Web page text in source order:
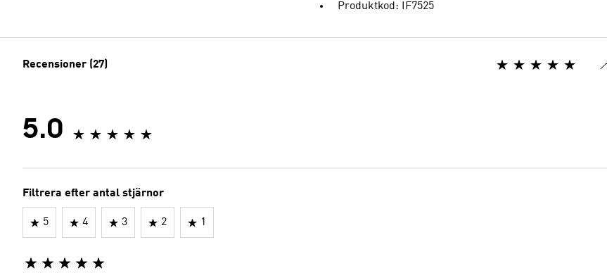
Produktkod: IF7525
Recensioner (27)
5.0
Filtrera efter antal stjärnor
5 4 3 2 1